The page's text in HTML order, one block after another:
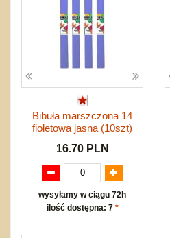
Bibuła marszczona 14
fioletowa jasna (10szt)
16.70 PLN
wysyłamy w ciągu 72h
ilość dostępna: 7 *